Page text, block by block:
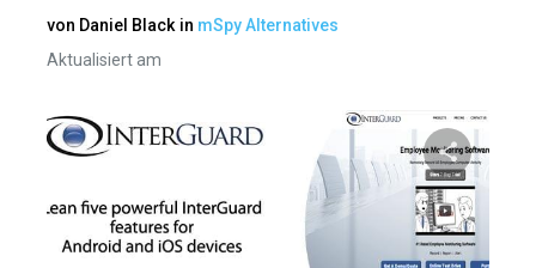
von Daniel Black in mSpy Alternatives
Aktualisiert am
Diesen